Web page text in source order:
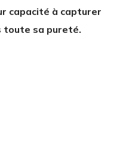
capacité à capturer
toute sa pureté.